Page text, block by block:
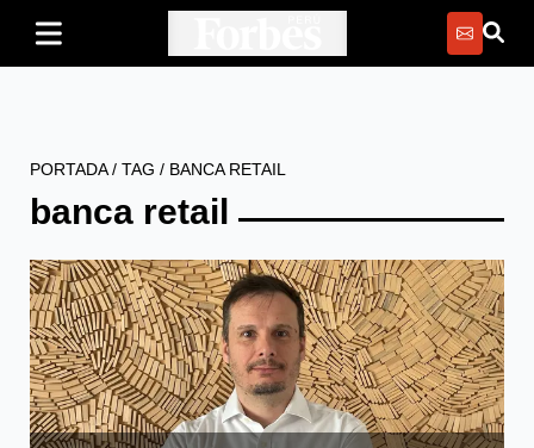
PORTADA/ TAG / BANCA RETAIL
banca retail